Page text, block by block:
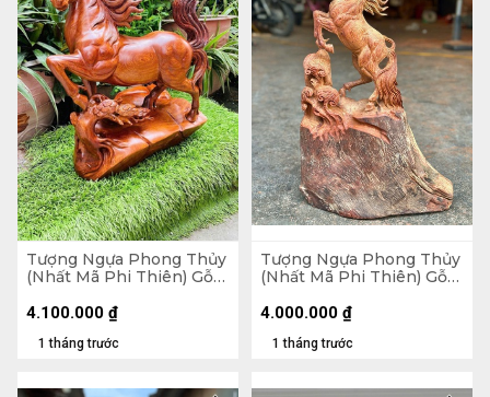
Tượng Ngựa Phong Thủy
(Nhất Mã Phi Thiên) Gỗ
Sâu 25 (cm)
1 tháng trước
4.100.000 ₫
Tượng Ngựa Phong Thủy
(Nhất Mã Phi Thiên) Gỗ
Sâu 17 (cm)
1 tháng trước
4.000.000 ₫